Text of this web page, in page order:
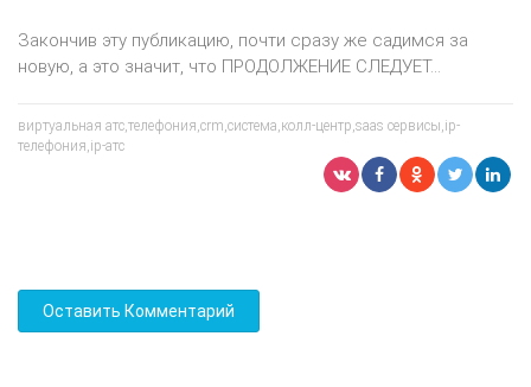
Закончив эту публикацию, почти сразу же садимся за
новую, а это значит, что ПРОДОЛЖЕНИЕ СЛЕДУЕТ…
виртуальная атс,телефония,crm,система,колл-центр,saas сервисы,ip-
телефония,ip-атс